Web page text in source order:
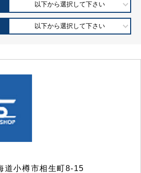
以下から選択して下さい
以下から選択して下さい
小樽市相生町8-15